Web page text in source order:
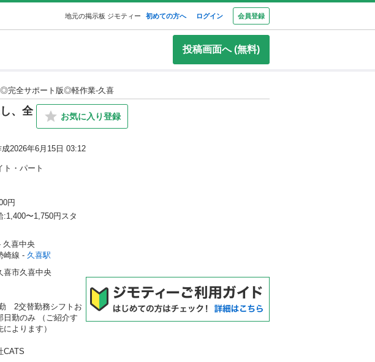
地元の掲示板 ジモティー 初めての方へ ログイン 会員登録
投稿画面へ (無料)
◎完全サポート版◎軽作業-久喜
、全
お気に入り登録
成2026年6月15日 03:12
ト・パート
円
:1,400〜1,750円スタ
久喜中央
崎線 - 久喜駅
喜市久喜中央
　2交替勤務シフトお
日勤のみ （ご紹介す
によります）
CATS